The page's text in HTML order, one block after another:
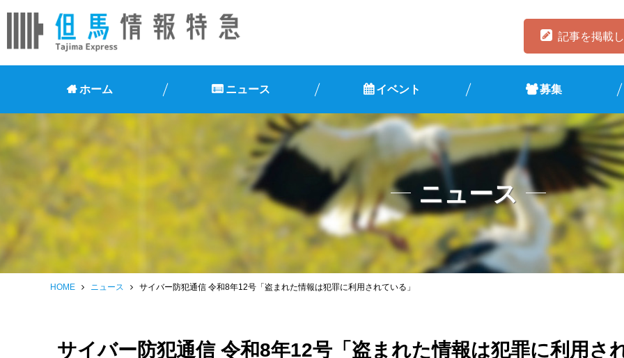
記事を掲載
ホーム ニュース イベント 募集
ニュース
HOME ニュース サイバー防犯通信 令和8年12号「盗まれた情報は犯罪に利用されている」
サイバー防犯通信 令和8年12号「盗まれた情報は犯罪に利用さ